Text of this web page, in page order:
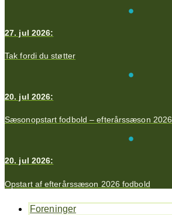
27. jul 2026:
Tak fordi du støtter
20. jul 2026:
Sæsonopstart fodbold – efterårssæson 2026
20. jul 2026:
Opstart af efterårssæson 2026 fodbold
Foreninger